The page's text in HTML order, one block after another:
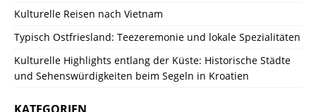
Kulturelle Reisen nach Vietnam
Typisch Ostfriesland: Teezeremonie und lokale Spezialitäten
Kulturelle Highlights entlang der Küste: Historische Städte
und Sehenswürdigkeiten beim Segeln in Kroatien